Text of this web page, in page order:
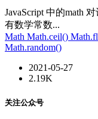
JavaScript 中的math
有数学常数...
Math Math.ceil()
Math.random()
2021-05-27
2.19K
关注公众号